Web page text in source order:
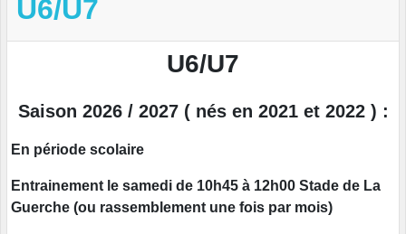
U6/U7
U6/U7
Saison 2026 / 2027 ( nés en 2021 et 2022 ) :
En période scolaire
Entrainement le samedi de 10h45 à 12h00 Stade de La
Guerche (ou rassemblement une fois par mois)